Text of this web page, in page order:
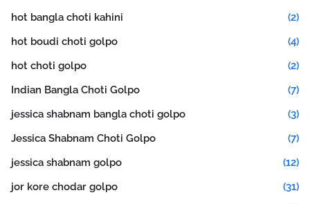
hot bangla choti kahini
(2)
hot boudi choti golpo
(4)
hot choti golpo
(2)
Indian Bangla Choti Golpo
(7)
jessica shabnam bangla choti golpo
(3)
Jessica Shabnam Choti Golpo
(7)
jessica shabnam golpo
(12)
jor kore chodar golpo
(31)